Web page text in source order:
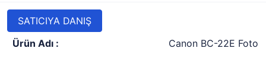
SATICIYA DANIŞ
Ürün Adı :
Canon BC-22E Foto